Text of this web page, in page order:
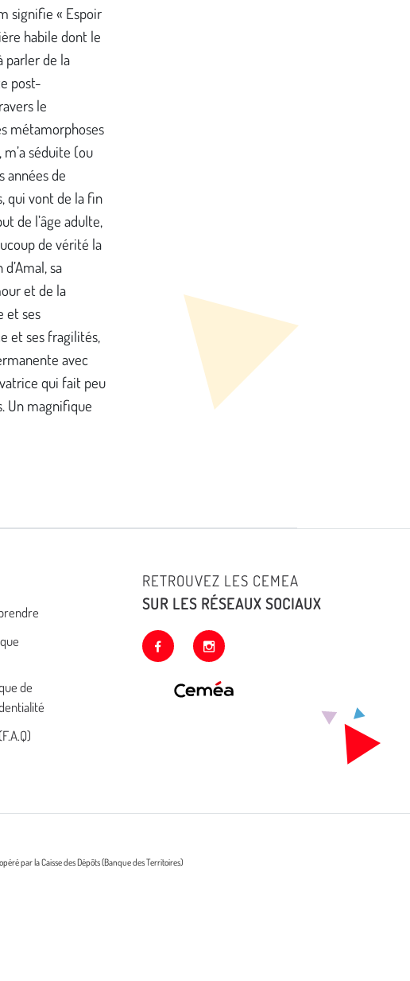
signifie « Espoir
habile dont le
parler de la
post-
le
métamorphoses
séduite (ou
années de
qui vont de la fin
de l’âge adulte,
de vérité la
sa
et de la
et ses
et ses fragilités,
avec
qui fait peu
Un magnifique
de
RETROUVEZ LES CEMEA
SUR LES RÉSEAUX SOCIAUX
facebook instagram
par la Caisse des Dépôts (Banque des Territoires)